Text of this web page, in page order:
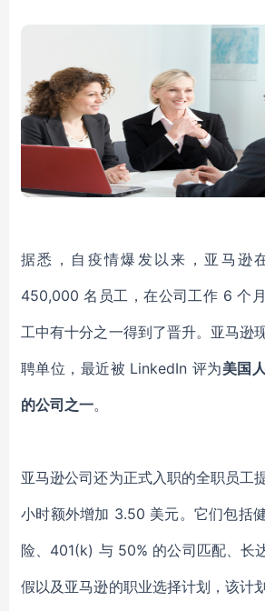
据悉，自疫情爆发以来，亚马逊
450,000 名员工，在公司工作 6 个
工中有十分之一得到了晋升。亚马逊
聘单位，最近被 LinkedIn 评为美国
的公司之一。
亚马逊公司还为正式入职的全职员工
小时额外增加 3.50 美元。 它们包括
险、401(k) 与 50% 的公司匹配、长
假以及亚马逊的职业选择计划，该计